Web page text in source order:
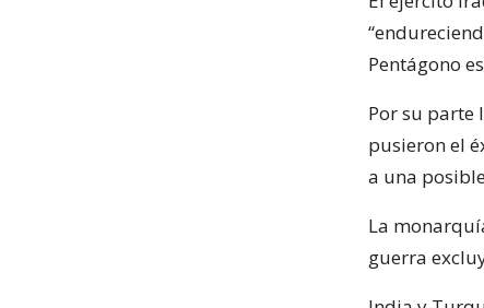
Pentágono
Por su parte
pusieron el
a una
La
guerra